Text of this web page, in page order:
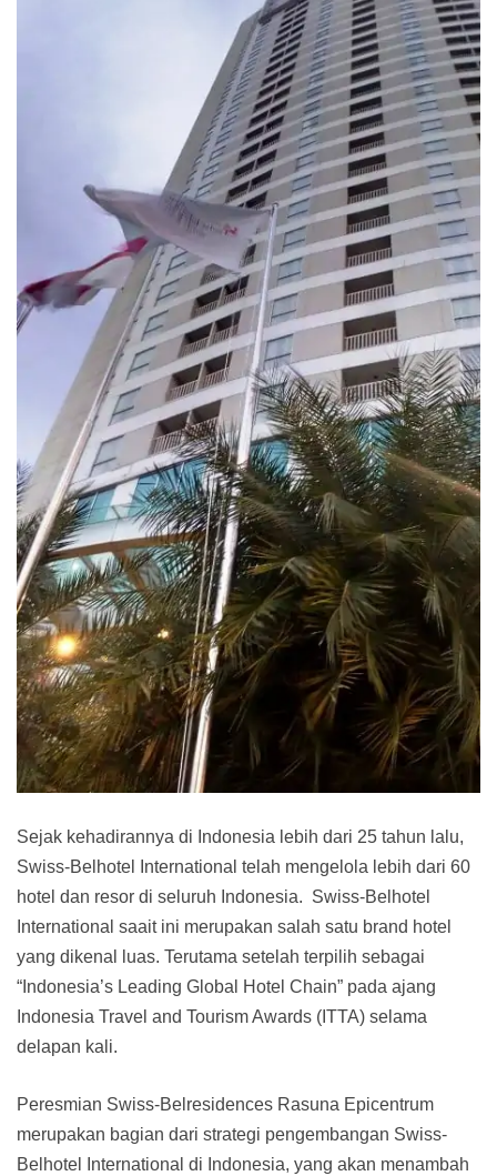
Sejak kehadirannya di Indonesia lebih dari 25 tahun lalu,
Swiss-Belhotel International telah mengelola lebih dari 60
hotel dan resor di seluruh Indonesia. Swiss-Belhotel
International saait ini merupakan salah satu brand hotel
yang dikenal luas. Terutama setelah terpilih sebagai
“Indonesia’s Leading Global Hotel Chain” pada ajang
Indonesia Travel and Tourism Awards (ITTA) selama
delapan kali.
Peresmian Swiss-Belresidences Rasuna Epicentrum
merupakan bagian dari strategi pengembangan Swiss-
Belhotel International di Indonesia, yang akan menambah